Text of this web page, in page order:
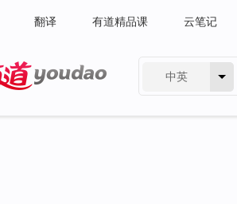
翻译 有道精品课 云笔记
中英